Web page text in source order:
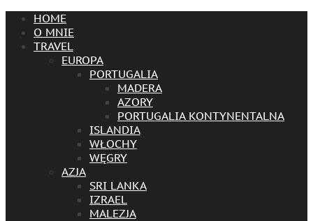
HOME
O MNIE
TRAVEL
EUROPA
PORTUGALIA
MADERA
AZORY
PORTUGALIA KONTYNENTALNA
ISLANDIA
WŁOCHY
WĘGRY
AZJA
SRI LANKA
IZRAEL
MALEZJA